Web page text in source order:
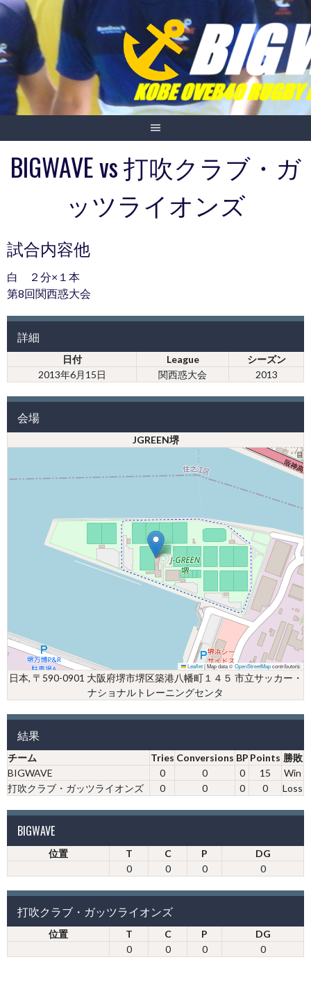
Skip
content
BIGWAVE vs 打吹クラブ・ガ
ッツライオンズ
試合内容他
白 ２分×１本
第8回関西惑大会
詳細
日付 League
シーズン
2013年6月15日
関西惑大会 2013
会場
JGREEN堺
Leaflet|Map data ©OpenStreetMapcontributors
日本, 〒590-0901 大阪府堺市堺区築港八幡町１４５ 市立サッカー・
ナショナルトレーニングセンタ
結果
チーム Tries Conversions BP Points 勝敗
BIGWAVE
0 0 0 15
Win
打吹クラブ・ガッツライオンズ
0 0 0 0 Loss
BIGWAVE
位置 T C P
DG
0
0 0 0
打吹クラブ・ガッツライオンズ
位置 T C P
DG
0
0 0 0